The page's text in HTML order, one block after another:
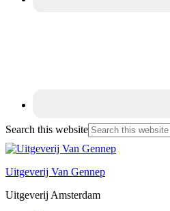
Search this website
Uitgeverij Van Gennep
Uitgeverij Amsterdam